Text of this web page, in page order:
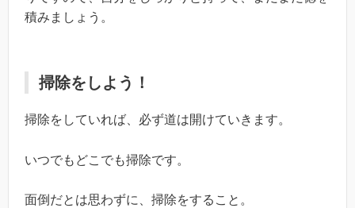
積みましょう。
掃除をしよう！
掃除をしていれば、必ず道は開けていきます。
いつでもどこでも掃除です。
面倒だとは思わずに、掃除をすること。